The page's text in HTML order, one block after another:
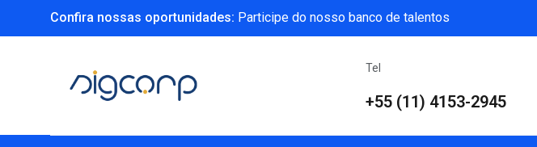
Confira nossas oportunidades: Participe do nosso banco de talentos
Tel
+55 (11) 4153-2945